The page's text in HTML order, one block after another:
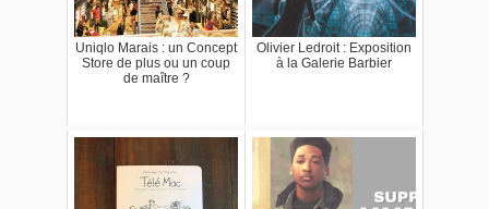
Uniqlo Marais : un Concept
Store de plus ou un coup
de maître ?
Olivier Ledroit : Exposition
à la Galerie Barbier